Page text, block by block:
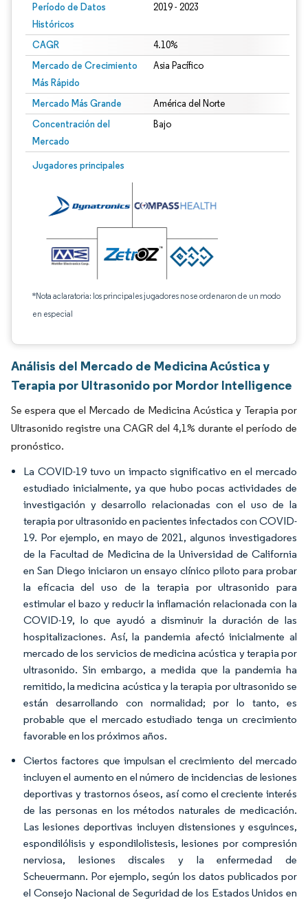
Período de Datos
Históricos
2019 - 2023
CAGR 4.10%
Mercado de Crecimiento
Más Rápido
Asia Pacífico
Mercado Más Grande América del Norte
Concentración del
Mercado
Bajo
Jugadores principales
*Nota aclaratoria: los principales jugadores no se ordenaron de un modo
en especial
Análisis del Mercado de Medicina Acústica y
Terapia por Ultrasonido por Mordor Intelligence
Se espera que el Mercado de Medicina Acústica y Terapia por
Ultrasonido registre una CAGR del 4,1% durante el período de
pronóstico.
La COVID-19 tuvo un impacto significativo en el mercado
estudiado inicialmente, ya que hubo pocas actividades de
investigación y desarrollo relacionadas con el uso de la
terapia por ultrasonido en pacientes infectados con COVID-
19. Por ejemplo, en mayo de 2021, algunos investigadores
de la Facultad de Medicina de la Universidad de California
en San Diego iniciaron un ensayo clínico piloto para probar
la eficacia del uso de la terapia por ultrasonido para
estimular el bazo y reducir la inflamación relacionada con la
COVID-19, lo que ayudó a disminuir la duración de las
hospitalizaciones. Así, la pandemia afectó inicialmente al
mercado de los servicios de medicina acústica y terapia por
ultrasonido. Sin embargo, a medida que la pandemia ha
remitido, la medicina acústica y la terapia por ultrasonido se
están desarrollando con normalidad; por lo tanto, es
probable que el mercado estudiado tenga un crecimiento
favorable en los próximos años.
Ciertos factores que impulsan el crecimiento del mercado
incluyen el aumento en el número de incidencias de lesiones
deportivas y trastornos óseos, así como el creciente interés
de las personas en los métodos naturales de medicación.
Las lesiones deportivas incluyen distensiones y esguinces,
espondilólisis y espondilolistesis, lesiones por compresión
nerviosa, lesiones discales y la enfermedad de
Scheuermann. Por ejemplo, según los datos publicados por
el Consejo Nacional de Seguridad de los Estados Unidos en